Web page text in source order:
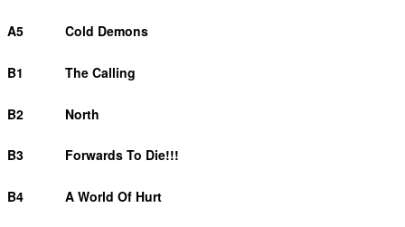
A5 Cold Demons
B1 The Calling
B2 North
B3 Forwards To Die!!!
B4 A World Of Hurt